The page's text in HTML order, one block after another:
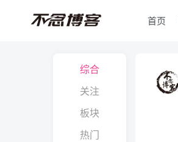
首页
综合
关注
板块
热门